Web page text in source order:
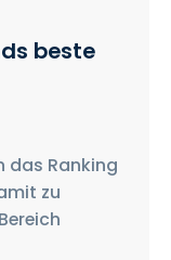
beste
das Ranking
zu